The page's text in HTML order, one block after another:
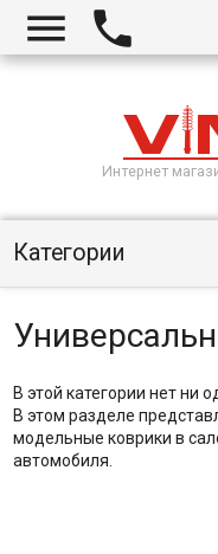
 
Интернет
Категории
В этой категории нет ни
В этом разделе
модельные коврики в
автомобиля.